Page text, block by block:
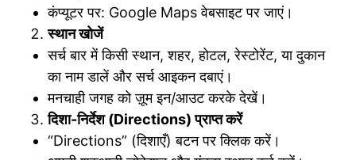
कंप्यूटर पर: Google Maps वेबसाइट पर जाएं।
स्थान खोजें
सर्च बार में किसी स्थान, शहर, होटल, रेस्टोरेंट, या दुकान
का नाम डालें और सर्च आइकन दबाएं।
मनचाही जगह को ज़ूम इन/आउट करके देखें।
दिशा-निर्देश (Directions) प्राप्त करें
“Directions” (दिशाएँ) बटन पर क्लिक करें।